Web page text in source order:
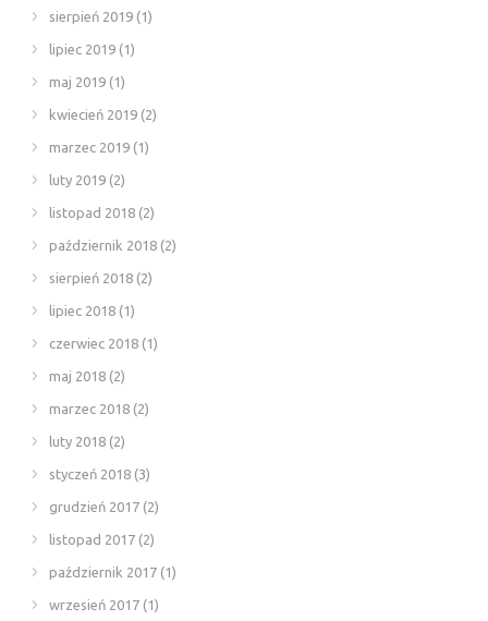
sierpień 2019 (1)
lipiec 2019 (1)
maj 2019 (1)
kwiecień 2019 (2)
marzec 2019 (1)
luty 2019 (2)
listopad 2018 (2)
październik 2018 (2)
sierpień 2018 (2)
lipiec 2018 (1)
czerwiec 2018 (1)
maj 2018 (2)
marzec 2018 (2)
luty 2018 (2)
styczeń 2018 (3)
grudzień 2017 (2)
listopad 2017 (2)
październik 2017 (1)
wrzesień 2017 (1)